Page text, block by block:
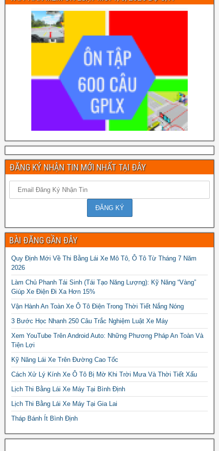
ĐĂNG KÝ NHẬN TIN MỚI NHẤT TẠI ĐÂY
BÀI ĐĂNG GẦN ĐÂY
Quy Định Mới Về Thi Bằng Lái Xe Mô Tô, Ô Tô Từ Tháng 7 Năm
2026
Làm Chủ Phanh Tái Sinh (Tái Tạo Năng Lượng): Kỹ Năng “Vàng”
Giúp Xe Điện Đi Xa Hơn 15%
Vận Hành An Toàn Xe Ô Tô Điện Trong Thời Tiết Nắng Nóng
3 Bước Học Nhanh 250 Câu Trắc Nghiệm Luật Xe Máy
Xem YouTube Trên Android Auto: Những Phương Pháp An Toàn Và
Tiện Lợi
Kỹ Năng Lái Xe Trên Đường Cao Tốc
Cách Xử Lý Kính Xe Ô Tô Bị Mờ Khi Trời Mưa Và Thời Tiết Xấu
Lịch Thi Bằng Lái Xe Máy Tại Bình Định
Lịch Thi Bằng Lái Xe Máy Tại Gia Lai
Tháp Bánh Ít Bình Định